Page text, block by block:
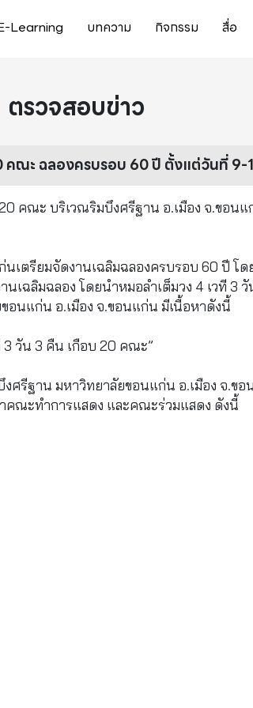
Learning บทความ กิจกรรม สื่อ
ตรวจสอบข่าว
ณะ ฉลองครบรอบ 60 ปี ตั้งแต่วันที่ 9-
คณะ บริเวณริมบึงศรีฐาน อ.เมือง จ.ขอนแ
เตรียมจัดงานเฉลิมฉลองครบรอบ 60 ปี โด
เฉลิมฉลอง โดยนำหมอลำเต็มวง 4 เวที 3 วั
นแก่น อ.เมือง จ.ขอนแก่น มีเนื้อหาดังนี้
3 วัน 3 คืน เกือบ 20 คณะ”
รีฐาน มหาวิทยาลัยขอนแก่น อ.เมือง จ.ขอ
คณะทำการแสดง และคณะร่วมแสดง ดังนี้